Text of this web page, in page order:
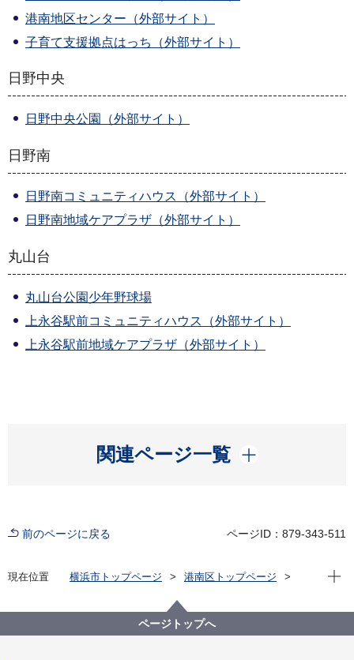
港南地区センター（外部サイト）
子育て支援拠点はっち（外部サイト）
日野中央
日野中央公園（外部サイト）
日野南
日野南コミュニティハウス（外部サイト）
日野南地域ケアプラザ（外部サイト）
丸山台
丸山台公園少年野球場
上永谷駅前コミュニティハウス（外部サイト）
上永谷駅前地域ケアプラザ（外部サイト）
関連ページ一覧
開く
前のページに戻る ページID：879-343-511
現在位置 横浜市トップページ
港南区トップページ
町別で施設を探したい
現在
ページトップへ